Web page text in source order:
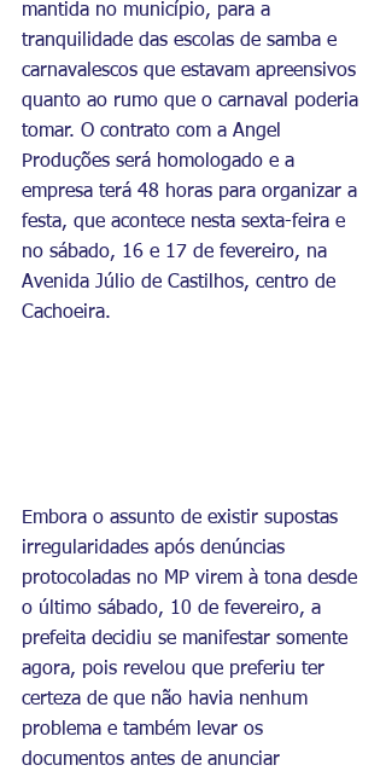
mantida no município, para a
tranquilidade das escolas de samba e
carnavalescos que estavam apreensivos
quanto ao rumo que o carnaval poderia
tomar. O contrato com a Angel
Produções será homologado e a
empresa terá 48 horas para organizar a
festa, que acontece nesta sexta-feira e
no sábado, 16 e 17 de fevereiro, na
Avenida Júlio de Castilhos, centro de
Cachoeira.
Embora o assunto de existir supostas
irregularidades após denúncias
protocoladas no MP virem à tona desde
o último sábado, 10 de fevereiro, a
prefeita decidiu se manifestar somente
agora, pois revelou que preferiu ter
certeza de que não havia nenhum
problema e também levar os
documentos antes de anunciar